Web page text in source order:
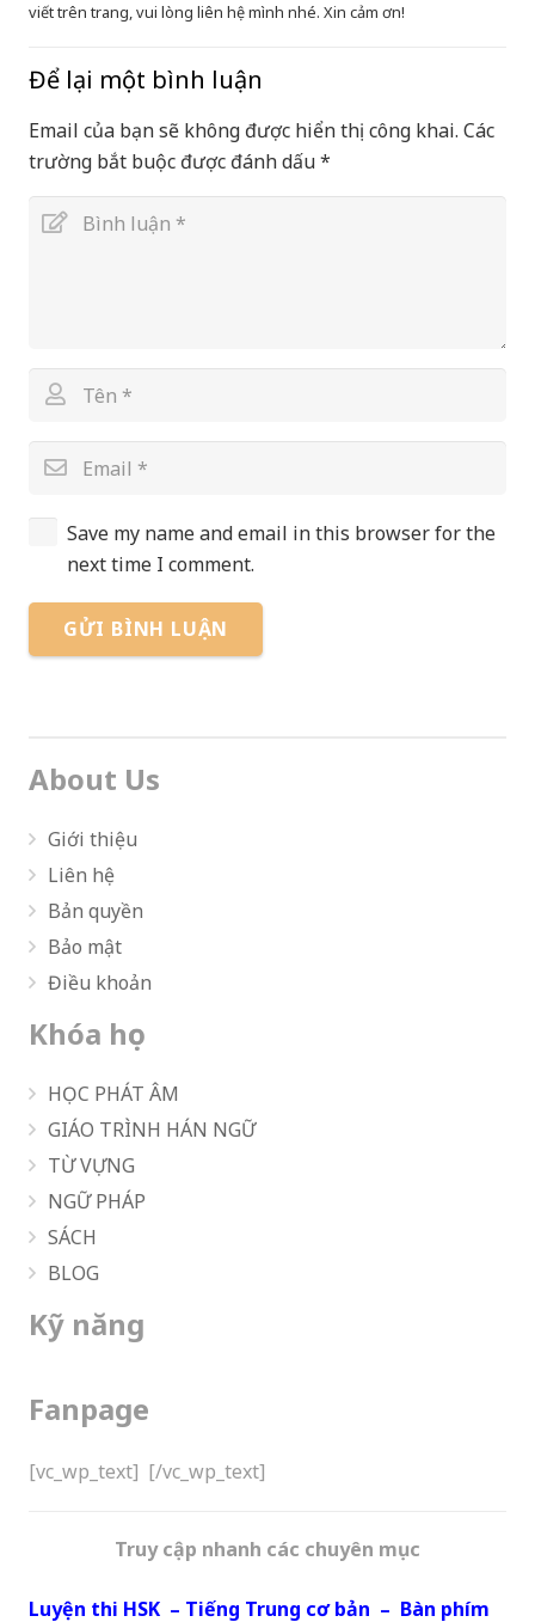
viết trên trang, vui lòng liên hệ mình nhé. Xin cảm ơn!
Để lại một bình luận
Email của bạn sẽ không được hiển thị công khai. Các
trường bắt buộc được đánh dấu*
Save my name and email in this browser for the
next time I comment.
GỬI BÌNH LUẬN
About Us
Giới thiệu
Liên hệ
Bản quyền
Bảo mật
Điều khoản
Khóa học
HỌC PHÁT ÂM
GIÁO TRÌNH HÁN NGỮ
TỪ VỰNG
NGỮ PHÁP
SÁCH
BLOG
Kỹ năng
Fanpage
[vc_wp_text] [/vc_wp_text]
Truy cập nhanh các chuyên mục
Luyện thi HSK – Tiếng Trung cơ bản – Bàn phím